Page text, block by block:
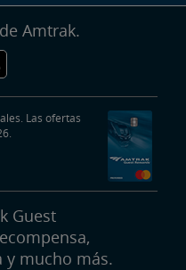
Amtrak.
Las ofertas
Guest
y mucho más.